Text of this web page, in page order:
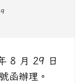
8 月 29 日
函辦理。